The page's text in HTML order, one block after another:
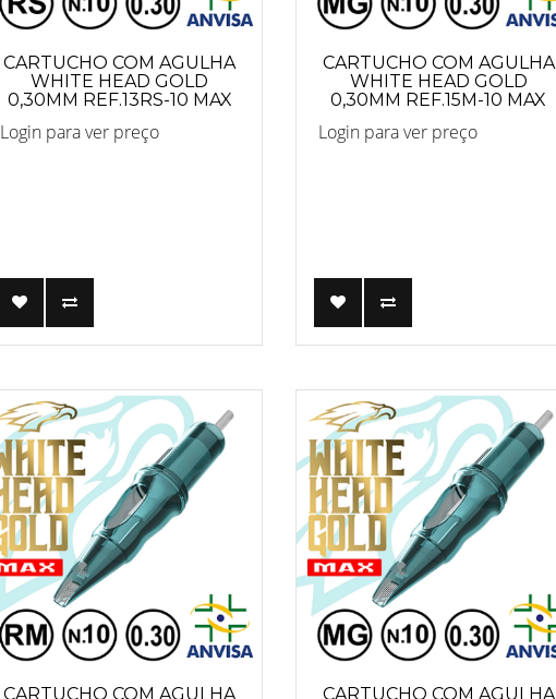
CARTUCHO COM AGULHA
WHITE HEAD GOLD
0,30MM REF.13RS-10 MAX
Login para ver preço
CARTUCHO COM AGULHA
WHITE HEAD GOLD
0,30MM REF.15M-10 MAX
Login para ver preço
CARTUCHO COM AGULHA CARTUCHO COM AGULHA